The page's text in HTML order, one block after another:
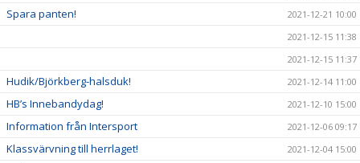
Spara panten!
2021-12-21 10:00
2021-12-15 11:38
2021-12-15 11:37
Hudik/Björkberg-halsduk! 2021-12-14 11:00
HB’s Innebandydag! 2021-12-10 15:00
Information från Intersport 2021-12-06 09:17
Klassvärvning till herrlaget! 2021-12-04 15:00